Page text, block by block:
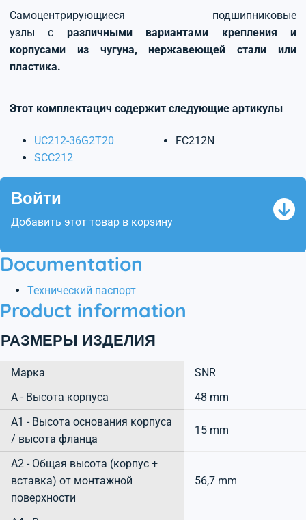
Самоцентрирующиеся подшипниковые
узлы с различными вариантами крепления и
корпусами из чугуна, нержавеющей стали или
пластика.
Этот комплектацич содержит следующие артикулы
UC212-36G2T20
SCC212
FC212N
Войти
Добавить этот товар в корзину
Documentation
Технический паспорт
Product information
РАЗМЕРЫ ИЗДЕЛИЯ
Марка
SNR
А - Высота корпуса
48 mm
A1 - Высота основания корпуса
/ высота фланца
15 mm
A2 - Общая высота (корпус +
вставка) от монтажной
поверхности
56,7 mm